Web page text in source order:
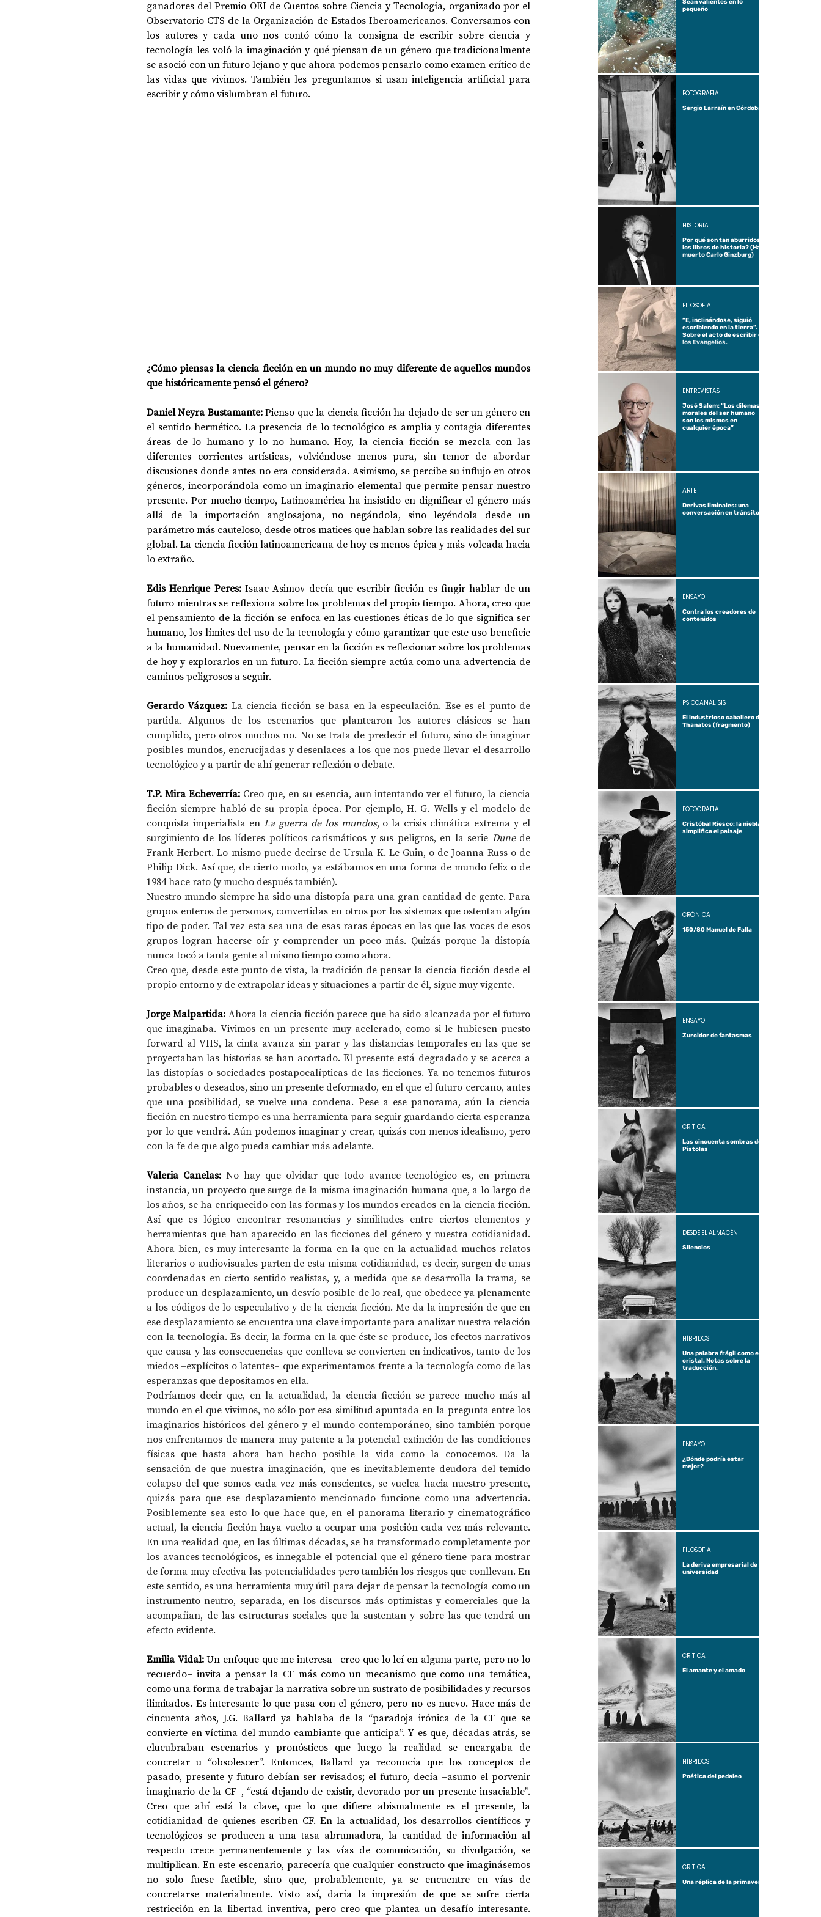
DOSSIER NOCHE DE LAS IDEAS ANTROPOLOGÍA 50 AÑOS DEL GOLPE
CIENCIA Y TECNOLOGÍA
ganadores del Premio OEI de Cuentos sobre Ciencia y Tecnología, organizado por el
Observatorio CTS de la Organización de Estados Iberoamericanos. Conversamos con
los autores y cada uno nos contó cómo la consigna de escribir sobre ciencia y
tecnología les voló la imaginación y qué piensan de un género que tradicionalmente
se asoció con un futuro lejano y que ahora podemos pensarlo como examen crítico de
las vidas que vivimos. También les preguntamos si usan inteligencia artificial para
escribir y cómo vislumbran el futuro.
¿Cómo piensas la ciencia ficción en un mundo no muy diferente de aquellos mundos
que históricamente pensó el género?
Daniel Neyra Bustamante: Pienso que la ciencia ficción ha dejado de ser un género en
el sentido hermético. La presencia de lo tecnológico es amplia y contagia diferentes
áreas de lo humano y lo no humano. Hoy, la ciencia ficción se mezcla con las
diferentes corrientes artísticas, volviéndose menos pura, sin temor de abordar
discusiones donde antes no era considerada. Asimismo, se percibe su influjo en otros
géneros, incorporándola como un imaginario elemental que permite pensar nuestro
presente. Por mucho tiempo, Latinoamérica ha insistido en dignificar el género más
allá de la importación anglosajona, no negándola, sino leyéndola desde un
parámetro más cauteloso, desde otros matices que hablan sobre las realidades del sur
global. La ciencia ficción latinoamericana de hoy es menos épica y más volcada hacia
lo extraño.
Edis Henrique Peres: Isaac Asimov decía que escribir ficción es fingir hablar de un
futuro mientras se reflexiona sobre los problemas del propio tiempo. Ahora, creo que
el pensamiento de la ficción se enfoca en las cuestiones éticas de lo que significa ser
humano, los límites del uso de la tecnología y cómo garantizar que este uso beneficie
a la humanidad. Nuevamente, pensar en la ficción es reflexionar sobre los problemas
de hoy y explorarlos en un futuro. La ficción siempre actúa como una advertencia de
caminos peligrosos a seguir.
Gerardo Vázquez: La ciencia ficción se basa en la especulación. Ese es el punto de
partida. Algunos de los escenarios que plantearon los autores clásicos se han
cumplido, pero otros muchos no. No se trata de predecir el futuro, sino de imaginar
posibles mundos, encrucijadas y desenlaces a los que nos puede llevar el desarrollo
tecnológico y a partir de ahí generar reflexión o debate.
T.P. Mira Echeverría: Creo que, en su esencia, aun intentando ver el futuro, la ciencia
ficción siempre habló de su propia época. Por ejemplo, H. G. Wells y el modelo de
conquista imperialista en La guerra de los mundos, o la crisis climática extrema y el
surgimiento de los líderes políticos carismáticos y sus peligros, en la serie Dune de
Frank Herbert. Lo mismo puede decirse de Ursula K. Le Guin, o de Joanna Russ o de
Philip Dick. Así que, de cierto modo, ya estábamos en una forma de mundo feliz o de
1984 hace rato (y mucho después también).
Nuestro mundo siempre ha sido una distopía para una gran cantidad de gente. Para
grupos enteros de personas, convertidas en otros por los sistemas que ostentan algún
tipo de poder. Tal vez esta sea una de esas raras épocas en las que las voces de esos
grupos logran hacerse oír y comprender un poco más. Quizás porque la distopía
nunca tocó a tanta gente al mismo tiempo como ahora.
Creo que, desde este punto de vista, la tradición de pensar la ciencia ficción desde el
propio entorno y de extrapolar ideas y situaciones a partir de él, sigue muy vigente.
Jorge Malpartida: Ahora la ciencia ficción parece que ha sido alcanzada por el futuro
que imaginaba. Vivimos en un presente muy acelerado, como si le hubiesen puesto
forward al VHS, la cinta avanza sin parar y las distancias temporales en las que se
proyectaban las historias se han acortado. El presente está degradado y se acerca a
las distopías o sociedades postapocalípticas de las ficciones. Ya no tenemos futuros
probables o deseados, sino un presente deformado, en el que el futuro cercano, antes
que una posibilidad, se vuelve una condena. Pese a ese panorama, aún la ciencia
ficción en nuestro tiempo es una herramienta para seguir guardando cierta esperanza
por lo que vendrá. Aún podemos imaginar y crear, quizás con menos idealismo, pero
con la fe de que algo pueda cambiar más adelante.
Valeria Canelas: No hay que olvidar que todo avance tecnológico es, en primera
instancia, un proyecto que surge de la misma imaginación humana que, a lo largo de
los años, se ha enriquecido con las formas y los mundos creados en la ciencia ficción.
Así que es lógico encontrar resonancias y similitudes entre ciertos elementos y
herramientas que han aparecido en las ficciones del género y nuestra cotidianidad.
Ahora bien, es muy interesante la forma en la que en la actualidad muchos relatos
literarios o audiovisuales parten de esta misma cotidianidad, es decir, surgen de unas
coordenadas en cierto sentido realistas, y, a medida que se desarrolla la trama, se
produce un desplazamiento, un desvío posible de lo real, que obedece ya plenamente
a los códigos de lo especulativo y de la ciencia ficción. Me da la impresión de que en
ese desplazamiento se encuentra una clave importante para analizar nuestra relación
con la tecnología. Es decir, la forma en la que éste se produce, los efectos narrativos
que causa y las consecuencias que conlleva se convierten en indicativos, tanto de los
miedos –explícitos o latentes– que experimentamos frente a la tecnología como de las
esperanzas que depositamos en ella.
Podríamos decir que, en la actualidad, la ciencia ficción se parece mucho más al
mundo en el que vivimos, no sólo por esa similitud apuntada en la pregunta entre los
imaginarios históricos del género y el mundo contemporáneo, sino también porque
nos enfrentamos de manera muy patente a la potencial extinción de las condiciones
físicas que hasta ahora han hecho posible la vida como la conocemos. Da la
sensación de que nuestra imaginación, que es inevitablemente deudora del temido
colapso del que somos cada vez más conscientes, se vuelca hacia nuestro presente,
quizás para que ese desplazamiento mencionado funcione como una advertencia.
Posiblemente sea esto lo que hace que, en el panorama literario y cinematográfico
actual, la ciencia ficción haya vuelto a ocupar una posición cada vez más relevante.
En una realidad que, en las últimas décadas, se ha transformado completamente por
los avances tecnológicos, es innegable el potencial que el género tiene para mostrar
de forma muy efectiva las potencialidades pero también los riesgos que conllevan. En
este sentido, es una herramienta muy útil para dejar de pensar la tecnología como un
instrumento neutro, separada, en los discursos más optimistas y comerciales que la
acompañan, de las estructuras sociales que la sustentan y sobre las que tendrá un
efecto evidente.
Emilia Vidal: Un enfoque que me interesa –creo que lo leí en alguna parte, pero no lo
recuerdo– invita a pensar la CF más como un mecanismo que como una temática,
como una forma de trabajar la narrativa sobre un sustrato de posibilidades y recursos
ilimitados. Es interesante lo que pasa con el género, pero no es nuevo. Hace más de
cincuenta años, J.G. Ballard ya hablaba de la “paradoja irónica de la CF que se
convierte en víctima del mundo cambiante que anticipa”. Y es que, décadas atrás, se
elucubraban escenarios y pronósticos que luego la realidad se encargaba de
concretar u “obsolescer”. Entonces, Ballard ya reconocía que los conceptos de
pasado, presente y futuro debían ser revisados; el futuro, decía –asumo el porvenir
imaginario de la CF–, “está dejando de existir, devorado por un presente insaciable”.
Creo que ahí está la clave, que lo que difiere abismalmente es el presente, la
cotidianidad de quienes escriben CF. En la actualidad, los desarrollos científicos y
tecnológicos se producen a una tasa abrumadora, la cantidad de información al
respecto crece permanentemente y las vías de comunicación, su divulgación, se
multiplican. En este escenario, parecería que cualquier constructo que imaginásemos
no solo fuese factible, sino que, probablemente, ya se encuentre en vías de
concretarse materialmente. Visto así, daría la impresión de que se sufre cierta
restricción en la libertad inventiva, pero creo que plantea un desafío interesante.
Sean valientes en lo
pequeño
Sergio Larraín en Córdoba
FOTOGRAFÍA
Por qué son tan aburridos
los libros de historia? (Ha
muerto Carlo Ginzburg)
HISTORIA
“E, inclinándose, siguió
escribiendo en la tierra”.
Sobre el acto de escribir en
los Evangelios.
FILOSOFÍA
José Salem: “Los dilemas
morales del ser humano
son los mismos en
cualquier época”
ENTREVISTAS
Derivas liminales: una
conversación en tránsito
ARTE
Contra los creadores de
contenidos
ENSAYO
El industrioso caballero de
Thanatos (fragmento)
PSICOANÁLISIS
Cristóbal Riesco: la niebla
simplifica el paisaje
FOTOGRAFÍA
150/80 Manuel de Falla
CRÓNICA
Zurcidor de fantasmas
ENSAYO
Las cincuenta sombras de
Pistolas
CRÍTICA
Silencios
DESDE EL ALMACÉN
Una palabra frágil como el
cristal. Notas sobre la
traducción.
HÍBRIDOS
¿Dónde podría estar
mejor?
ENSAYO
La deriva empresarial de la
universidad
FILOSOFÍA
El amante y el amado
CRÍTICA
Poética del pedaleo
HÍBRIDOS
Una réplica de la primavera
CRÍTICA